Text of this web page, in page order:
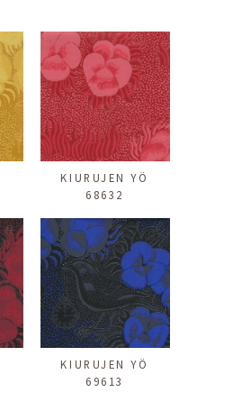
KIURUJEN YÖ
68632
KIURUJEN YÖ
69613